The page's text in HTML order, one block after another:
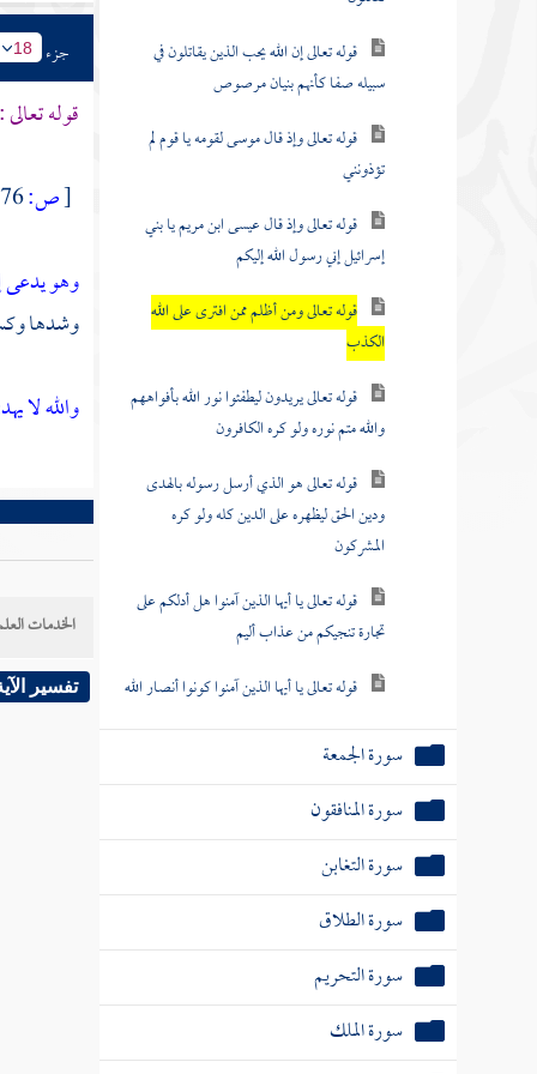
قوله تعالى إن الله يحب الذين يقاتلون في
سبيله صفا كأنهم بنيان مرصوص
قوله تعالى وإذ قال موسى لقومه يا قوم لم
تؤذونني
قوله تعالى وإذ قال عيسى ابن مريم يا بني
إسرائيل إني رسول الله إليكم
قوله تعالى ومن أظلم ممن افترى على الله
الكذب
قوله تعالى يريدون ليطفئوا نور الله بأفواههم
والله متم نوره ولو كره الكافرون
قوله تعالى هو الذي أرسل رسوله بالهدى
ودين الحق ليظهره على الدين كله ولو كره
المشركون
قوله تعالى يا أيها الذين آمنوا هل أدلكم على
تجارة تنجيكم من عذاب أليم
قوله تعالى يا أيها الذين آمنوا كونوا أنصار الله
سورة الجمعة
سورة المنافقون
سورة التغابن
سورة الطلاق
سورة التحريم
سورة الملك
جزء 18
قوله تعالى :
[ص:
وهو يدعى
وشدها
والله لا
الخدمات
تفسير